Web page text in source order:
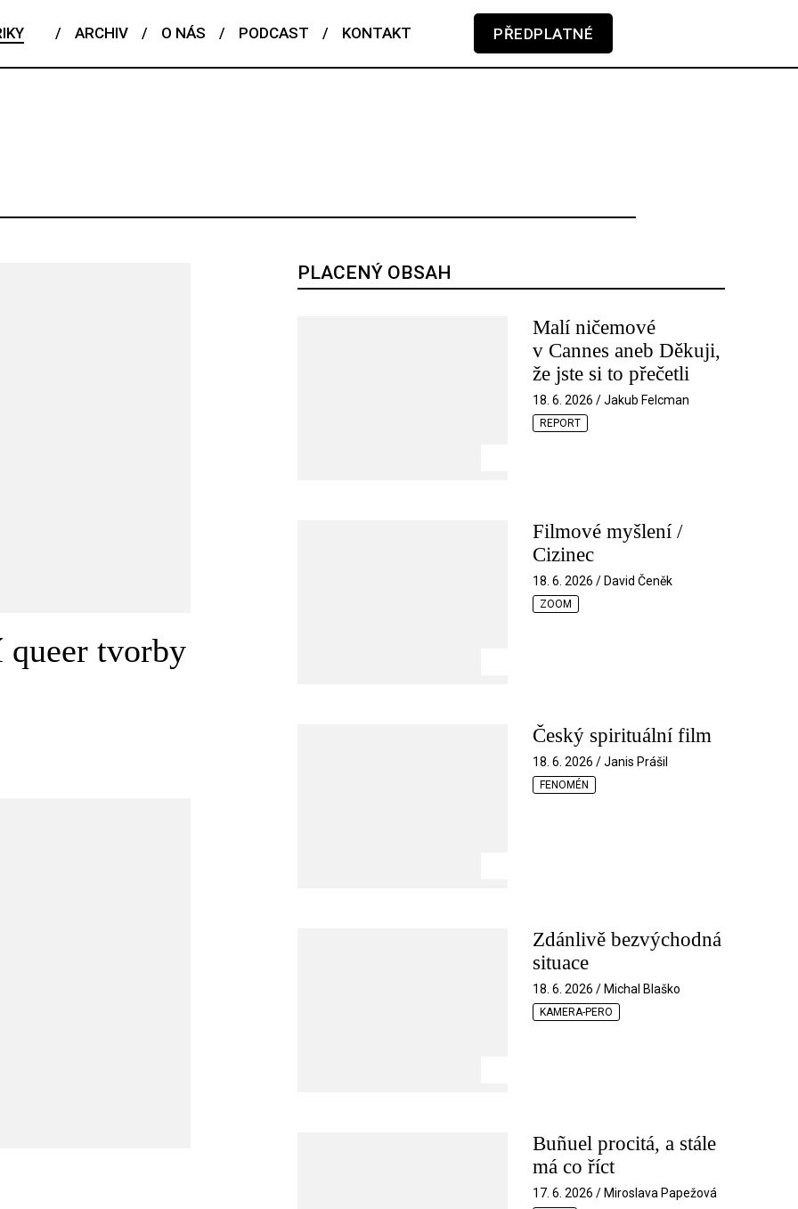
/ ARCHIV / O NÁS / PODCAST / KONTAKT PŘEDPLATNÉ
tvorby
PLACENÝ OBSAH
Malí ničemové
v Cannes aneb Děkuji,
že jste si to přečetli
18. 6. 2026 / Jakub Felcman
REPORT
Filmové myšlení /
Cizinec
18. 6. 2026 / David Čeněk
ZOOM
Český spirituální film
18. 6. 2026 / Janis Prášil
FENOMÉN
Zdánlivě bezvýchodná
situace
18. 6. 2026 / Michal Blaško
KAMERA-PERO
Buñuel procitá, a stále
má co říct
17. 6. 2026 / Miroslava Papežová